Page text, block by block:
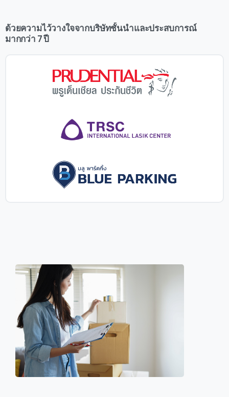
ด้วยความไว้วางใจจากบริษัทชั้นนำและประสบการณ์
มากกว่า 7 ปี